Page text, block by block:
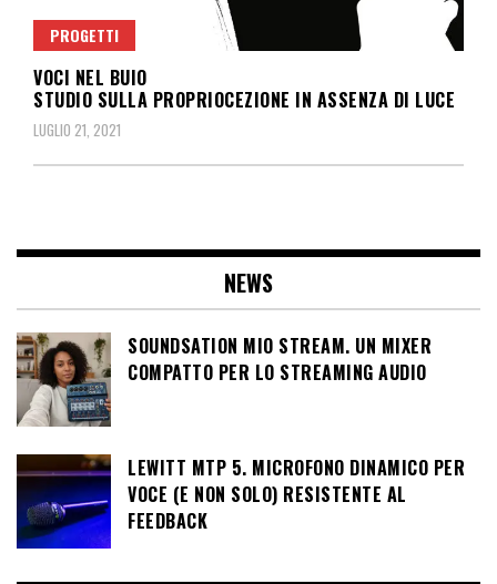
PROGETTI
VOCI NEL BUIO
STUDIO SULLA PROPRIOCEZIONE IN ASSENZA DI LUCE
LUGLIO 21, 2021
NEWS
SOUNDSATION MIO STREAM. UN MIXER
COMPATTO PER LO STREAMING AUDIO
LEWITT MTP 5. MICROFONO DINAMICO PER
VOCE (E NON SOLO) RESISTENTE AL
FEEDBACK